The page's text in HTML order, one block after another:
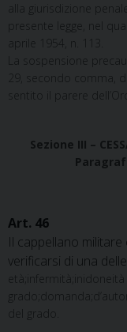
alla giurisdizione
presente legge, nel
aprile 1954, n. 113.
La sospensione
29, secondo comma,
sentito il parere
Sezione III –
Art. 46
Il cappellano
verificarsi di una
età;infermità;inidoneità
del grado.